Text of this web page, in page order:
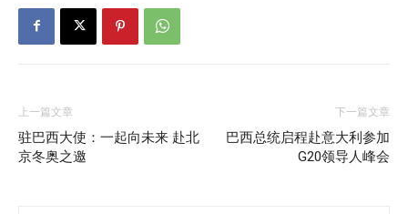
上一篇文章
驻巴西大使：一起向未来 赴北
京冬奥之邀
下一篇文章
巴西总统启程赴意大利参加
G20领导人峰会